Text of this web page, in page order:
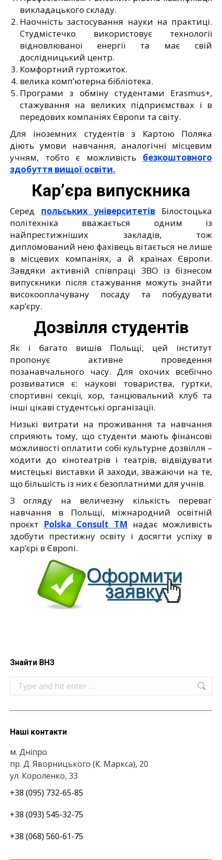
викладацького складу.
Наочність застосування науки на практиці.
Студмістечко використовує технології
відновлюваної енергії та має свій
дослідницький центр.
Комфортний гуртожиток.
велика комп’ютерна бібліотека.
Програми з обміну студентами Erasmus+,
стажування на великих підприємствах і в
передових компаніях Європи та світу.
Для іноземних студентів з Картою Поляка
діють умови навчання, аналогічні місцевим
учням, тобто є можливість безкоштовного
здобуття вищої освіти.
Кар’єра випускника
Серед польських університетів Білостоцька
політехніка вважається одним із
найпрестижніших закладів, тож
дипломований нею фахівець вітається не лише
в місцевих компаніях, а й країнах Європи.
Завдяки активній співпраці ЗВО із бізнесом
випускники після стажування можуть знайти
високооплачувану посаду та побудувати
кар’єру.
Дозвілля студентів
Як і багато вишів Польщі, цей інститут
пропонує активне проведення
позанавчального часу. Для охочих всебічно
розвиватися є: наукові товариства, гуртки,
спортивні секції, хор, танцювальний клуб та
інші цікаві студентські організації.
Низькі витрати на проживання та навчання
сприяють тому, що студенти мають фінансові
можливості оплатити собі культурне дозвілля –
ходити до кінотеатрів і театрів, відвідувати
мистецькі виставки й заходи, зважаючи на те,
що більшість із них є безоплатними для учнів.
З огляду на величезну кількість переваг
навчання в Польщі, міжнародний освітній
проєкт Polska Consult TM надає можливість
здобути престижну освіту і досягти успіху в
кар’єрі в Європі.
Знайти ВНЗ
Search:
Наші контакти
м. Дніпро
пр. Д. Яворницького (К. Маркса), 20
ул. Короленко, 33
+38 (095) 732-65-85
+38 (093) 545-32-75
+38 (068) 560-61-75